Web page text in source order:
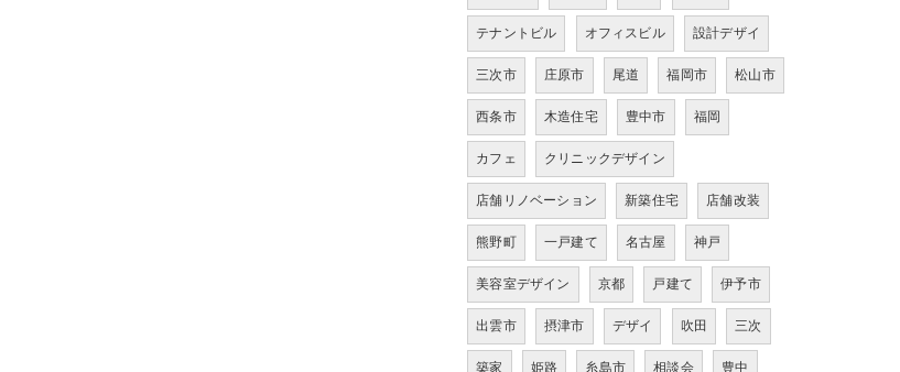
テナントビル オフィスビル 設計デザイ
三次市 庄原市 尾道 福岡市 松山市
西条市 木造住宅 豊中市 福岡
カフェ クリニックデザイン
店舗リノベーション 新築住宅 店舗改装
熊野町 一戸建て 名古屋 神戸
美容室デザイン 京都 戸建て 伊予市
出雲市 摂津市 デザイ 吹田 三次
築家 姫路 糸島市 相談会 豊中